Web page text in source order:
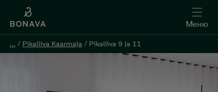
Меню
... / Pikaliiva Kaarmaja / Pikaliiva 9 ja 11
Меню
... / Pikaliiva Kaarmaja / Pikaliiva 9 ja 11